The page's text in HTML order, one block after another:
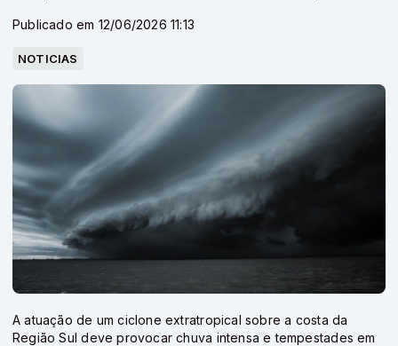
Publicado em 12/06/2026 11:13
NOTICIAS
A atuação de um ciclone extratropical sobre a costa da
Região Sul deve provocar chuva intensa e tempestades em